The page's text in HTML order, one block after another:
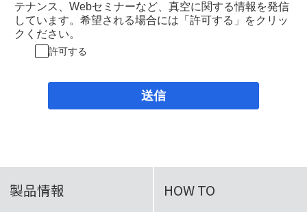
テナンス、Webセミナーなど、真空に関する情報を発信
しています。希望される場合には「許可する」をクリッ
クください。
許可する
送信
製品情報 HOW TO